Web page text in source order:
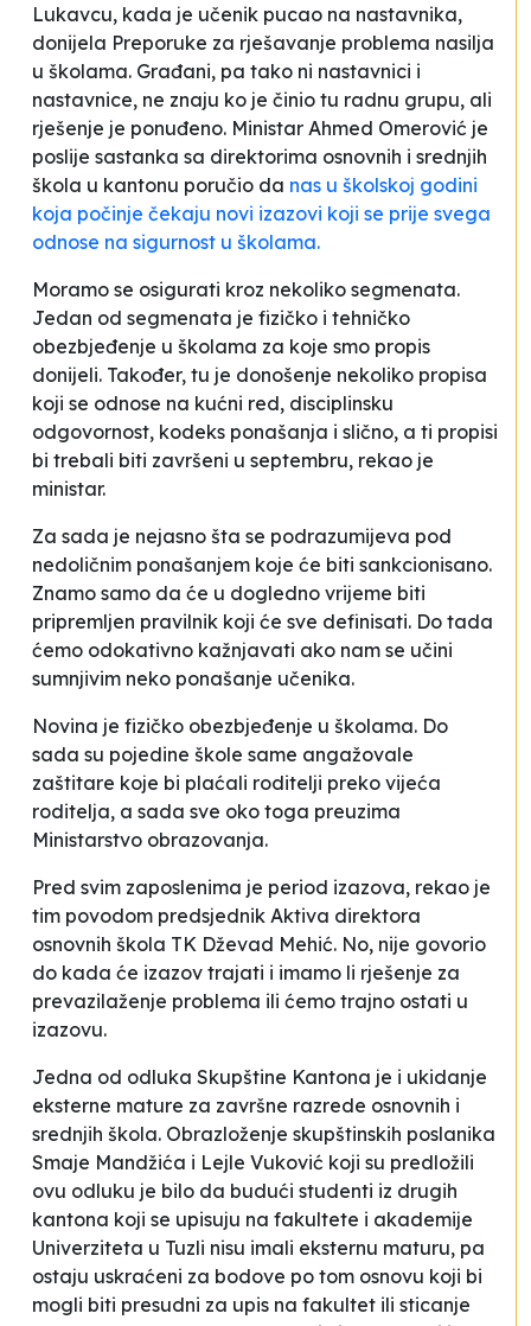
Lukavcu, kada je učenik pucao na nastavnika,
donijela Preporuke za rješavanje problema nasilja
u školama. Građani, pa tako ni nastavnici i
nastavnice, ne znaju ko je činio tu radnu grupu, ali
rješenje je ponuđeno. Ministar Ahmed Omerović je
poslije sastanka sa direktorima osnovnih i srednjih
škola u kantonu poručio da nas u školskoj godini
koja počinje čekaju novi izazovi koji se prije svega
odnose na sigurnost u školama.
Moramo se osigurati kroz nekoliko segmenata.
Jedan od segmenata je fizičko i tehničko
obezbjeđenje u školama za koje smo propis
donijeli. Također, tu je donošenje nekoliko propisa
koji se odnose na kućni red, disciplinsku
odgovornost, kodeks ponašanja i slično, a ti propisi
bi trebali biti završeni u septembru, rekao je
ministar.
Za sada je nejasno šta se podrazumijeva pod
nedoličnim ponašanjem koje će biti sankcionisano.
Znamo samo da će u dogledno vrijeme biti
pripremljen pravilnik koji će sve definisati. Do tada
ćemo odokativno kažnjavati ako nam se učini
sumnjivim neko ponašanje učenika.
Novina je fizičko obezbjeđenje u školama. Do
sada su pojedine škole same angažovale
zaštitare koje bi plaćali roditelji preko vijeća
roditelja, a sada sve oko toga preuzima
Ministarstvo obrazovanja.
Pred svim zaposlenima je period izazova, rekao je
tim povodom predsjednik Aktiva direktora
osnovnih škola TK Dževad Mehić. No, nije govorio
do kada će izazov trajati i imamo li rješenje za
prevazilaženje problema ili ćemo trajno ostati u
izazovu.
Jedna od odluka Skupštine Kantona je i ukidanje
eksterne mature za završne razrede osnovnih i
srednjih škola. Obrazloženje skupštinskih poslanika
Smaje Mandžića i Lejle Vuković koji su predložili
ovu odluku je bilo da budući studenti iz drugih
kantona koji se upisuju na fakultete i akademije
Univerziteta u Tuzli nisu imali eksternu maturu, pa
ostaju uskraćeni za bodove po tom osnovu koji bi
mogli biti presudni za upis na fakultet ili sticanje